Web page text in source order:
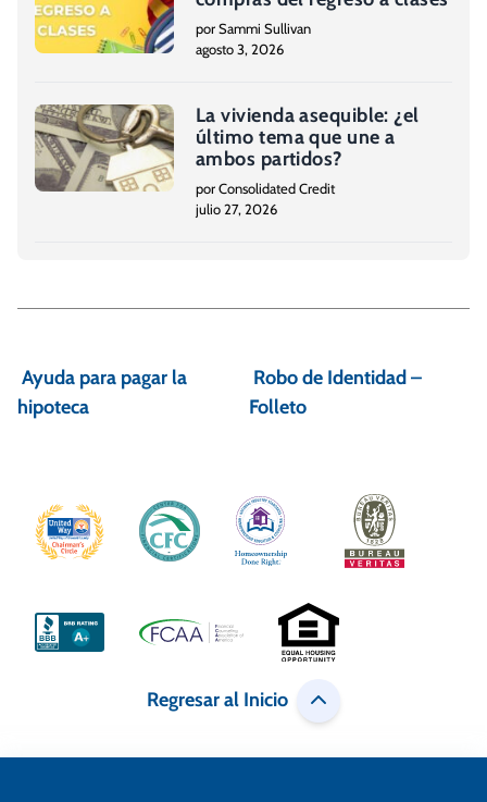
por Sammi Sullivan
agosto 3, 2026
La vivienda asequible: ¿el
último tema que une a
ambos partidos?
por Consolidated Credit
julio 27, 2026
a
v
e
Ayuda para pagar la
hipoteca
Robo de Identidad –
Folleto
Regresar al Inicio